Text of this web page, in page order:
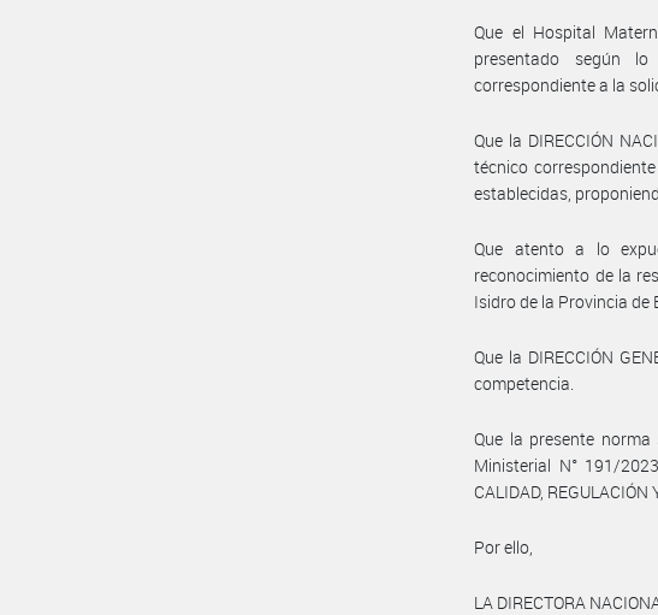
Que el Hospital
presentado según
correspondiente a la
Que la DIRECCIÓN
técnico
establecidas,
Que atento a lo
reconocimiento de la
Isidro de la Provincia de
Que la DIRECCIÓN
competencia.
Que la presente
Ministerial N° 191/
CALIDAD, REGULACIÓN
Por ello,
LA DIRECTORA